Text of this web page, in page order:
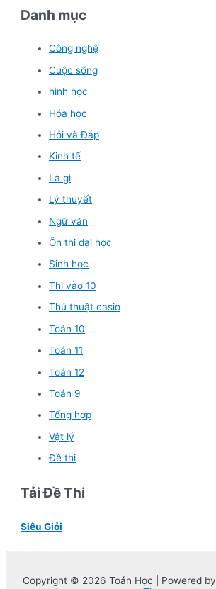
Danh mục
Công nghệ
Cuộc sống
hình học
Hóa học
Hỏi và Đáp
Kinh tế
Là gì
Lý thuyết
Ngữ văn
Ôn thi đại học
Sinh học
Thi vào 10
Thủ thuật casio
Toán 10
Toán 11
Toán 12
Toán 9
Tổng hợp
Vật lý
Đề thi
Tải Đề Thi
Siêu Giỏi
Copyright © 2026 Toán Học | Powered by